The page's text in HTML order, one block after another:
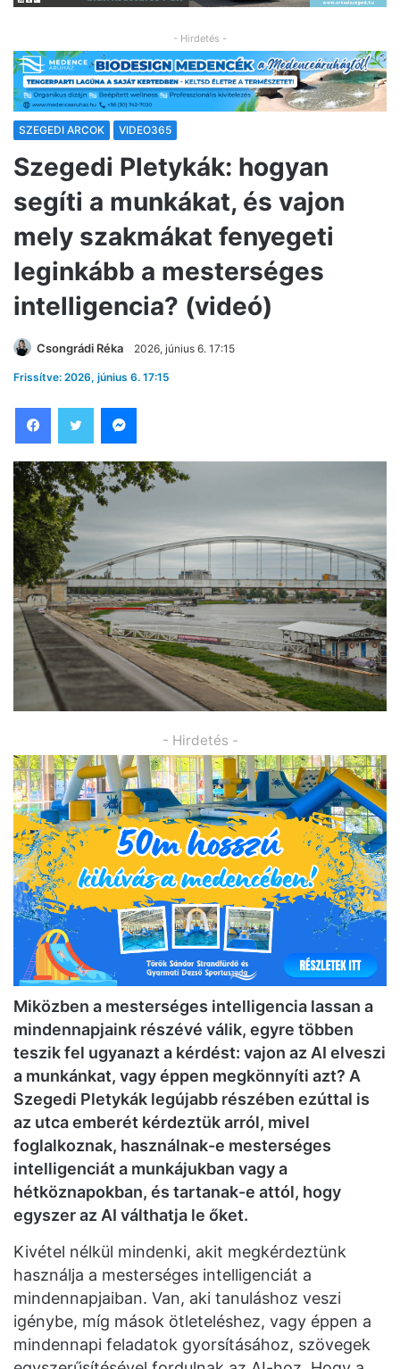
- Hirdetés -
SZEGEDI ARCOK VIDEO365
Szegedi Pletykák: hogyan
segíti a munkákat, és vajon
mely szakmákat fenyegeti
leginkább a mesterséges
intelligencia? (videó)
Csongrádi Réka 2026, június 6. 17:15
Frissítve: 2026, június 6. 17:15
- Hirdetés -
Miközben a mesterséges intelligencia lassan a
mindennapjaink részévé válik, egyre többen
teszik fel ugyanazt a kérdést: vajon az AI elveszi
a munkánkat, vagy éppen megkönnyíti azt? A
Szegedi Pletykák legújabb részében ezúttal is
az utca emberét kérdeztük arról, mivel
foglalkoznak, használnak-e mesterséges
intelligenciát a munkájukban vagy a
hétköznapokban, és tartanak-e attól, hogy
egyszer az AI válthatja le őket.
Kivétel nélkül mindenki, akit megkérdeztünk
használja a mesterséges intelligenciát a
mindennapjaiban. Van, aki tanuláshoz veszi
igénybe, míg mások ötleteléshez, vagy éppen a
mindennapi feladatok gyorsításához, szövegek